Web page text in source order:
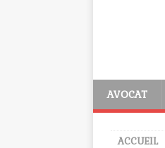
AVOCAT
ACCUEIL